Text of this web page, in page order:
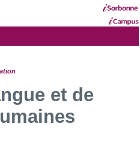
et de